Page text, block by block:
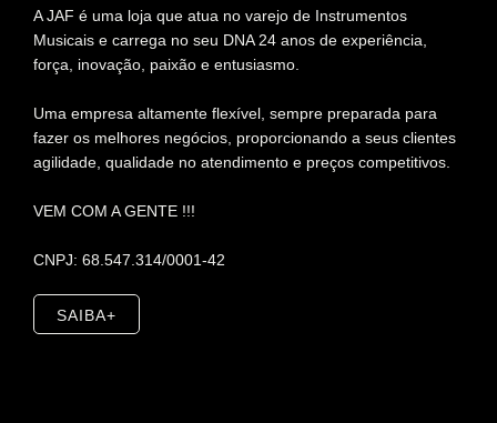
A JAF é uma loja que atua no varejo de Instrumentos
Musicais e carrega no seu DNA 24 anos de experiência,
força, inovação, paixão e entusiasmo.
Uma empresa altamente flexível, sempre preparada para
fazer os melhores negócios, proporcionando a seus clientes
agilidade, qualidade no atendimento e preços competitivos.
VEM COM A GENTE !!!
CNPJ: 68.547.314/0001-42
SAIBA+